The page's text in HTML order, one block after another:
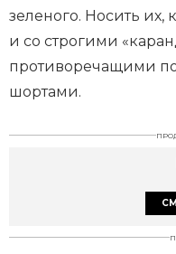
зеленого. Носить их,
и со строгими
противоречащими
шортами.